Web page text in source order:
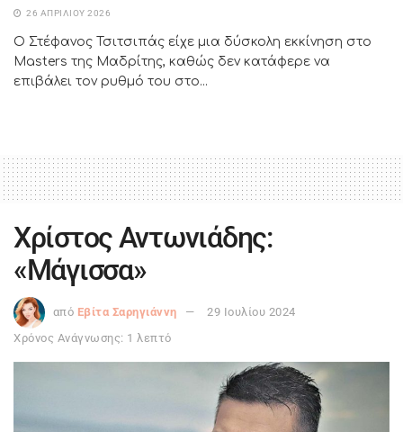
26 ΑΠΡΙΛΊΟΥ 2026
Ο Στέφανος Τσιτσιπάς είχε μια δύσκολη εκκίνηση στο
Masters της Μαδρίτης, καθώς δεν κατάφερε να
επιβάλει τον ρυθμό του στο...
Χρίστος Αντωνιάδης:
«Μάγισσα»
από Εβίτα Σαρηγιάννη
29 Ιουλίου 2024
Χρόνος Ανάγνωσης: 1 λεπτό